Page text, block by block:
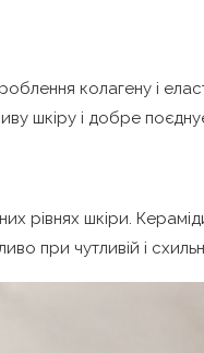
колагену і
шкіру і добре
рівнях шкіри.
при чутливій і